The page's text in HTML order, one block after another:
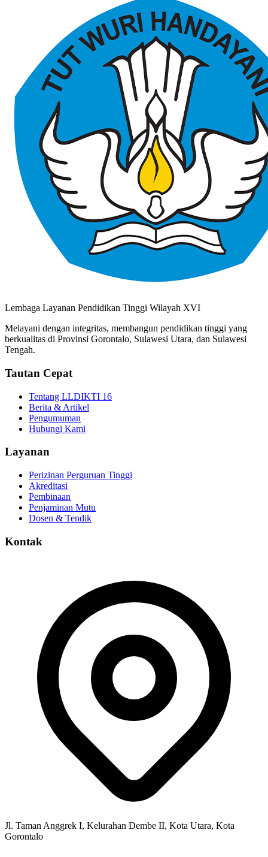
Lembaga Layanan Pendidikan Tinggi Wilayah XVI
Melayani dengan integritas, membangun pendidikan tinggi yang
berkualitas di Provinsi Gorontalo, Sulawesi Utara, dan Sulawesi
Tengah.
Tautan Cepat
Tentang LLDIKTI 16
Berita & Artikel
Pengumuman
Hubungi Kami
Layanan
Perizinan Perguruan Tinggi
Akreditasi
Pembinaan
Penjaminan Mutu
Dosen & Tendik
Kontak
Jl. Taman Anggrek I, Kelurahan Dembe II, Kota Utara, Kota
Gorontalo